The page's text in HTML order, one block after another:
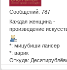
Сообщений: 787
Каждая женщина -
произведение
*: мицубиши лансер
*: варик
Откуда: